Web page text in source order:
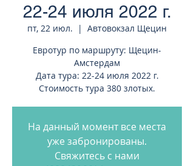
22-24 июля 2022 г.
пт, 22 июл.
  |
Автовокзал Щецин
Евротур по маршруту: Щецин-
Амстердам
Дата тура: 22-24 июля 2022 г.
Стоимость тура 380 злотых.
На данный момент все места
уже забронированы.
Свяжитесь с нами